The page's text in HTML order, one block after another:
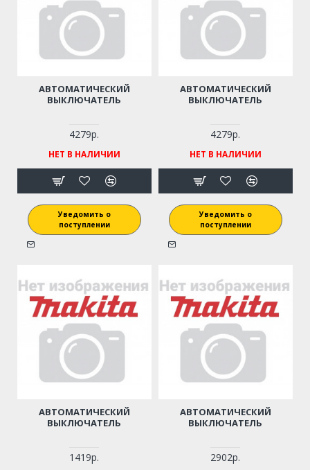
АВТОМАТИЧЕСКИЙ
ВЫКЛЮЧАТЕЛЬ
4279р.
НЕТ В НАЛИЧИИ
Уведомить о
поступлении
АВТОМАТИЧЕСКИЙ
ВЫКЛЮЧАТЕЛЬ
4279р.
НЕТ В НАЛИЧИИ
Уведомить о
поступлении
АВТОМАТИЧЕСКИЙ
ВЫКЛЮЧАТЕЛЬ
1419р.
АВТОМАТИЧЕСКИЙ
ВЫКЛЮЧАТЕЛЬ
2902р.